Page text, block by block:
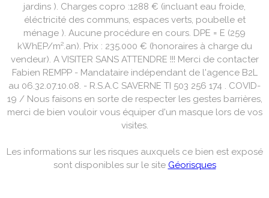
jardins ). Charges copro :1288 € (incluant eau froide,
éléctricité des communs, espaces verts, poubelle et
ménage ). Aucune procédure en cours. DPE = E (259
kWhEP/m².an). Prix : 235.000 € (honoraires à charge du
vendeur). A VISITER SANS ATTENDRE !!! Merci de contacter
Fabien REMPP - Mandataire indépendant de l'agence B2L
au 06.32.07.10.08. - R.S.A.C SAVERNE TI 503 256 174 . COVID-
19 / Nous faisons en sorte de respecter les gestes barrières,
merci de bien vouloir vous équiper d'un masque lors de vos
visites.
Les informations sur les risques auxquels ce bien est exposé
sont disponibles sur le site Géorisques